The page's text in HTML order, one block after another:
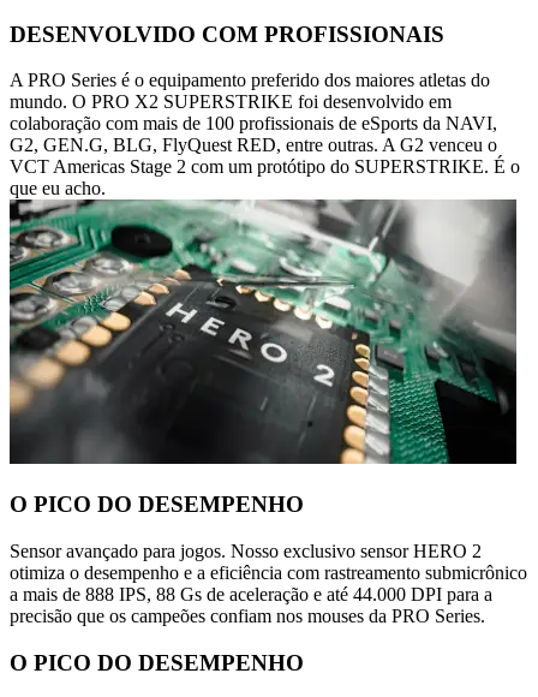
DESENVOLVIDO COM PROFISSIONAIS
A PRO Series é o equipamento preferido dos maiores atletas do
mundo. O PRO X2 SUPERSTRIKE foi desenvolvido em
colaboração com mais de 100 profissionais de eSports da NAVI,
G2, GEN.G, BLG, FlyQuest RED, entre outras. A G2 venceu o
VCT Americas Stage 2 com um protótipo do SUPERSTRIKE. É o
que eu acho.
O PICO DO DESEMPENHO
Sensor avançado para jogos. Nosso exclusivo sensor HERO 2
otimiza o desempenho e a eficiência com rastreamento submicrônico
a mais de 888 IPS, 88 Gs de aceleração e até 44.000 DPI para a
precisão que os campeões confiam nos mouses da PRO Series.
O PICO DO DESEMPENHO